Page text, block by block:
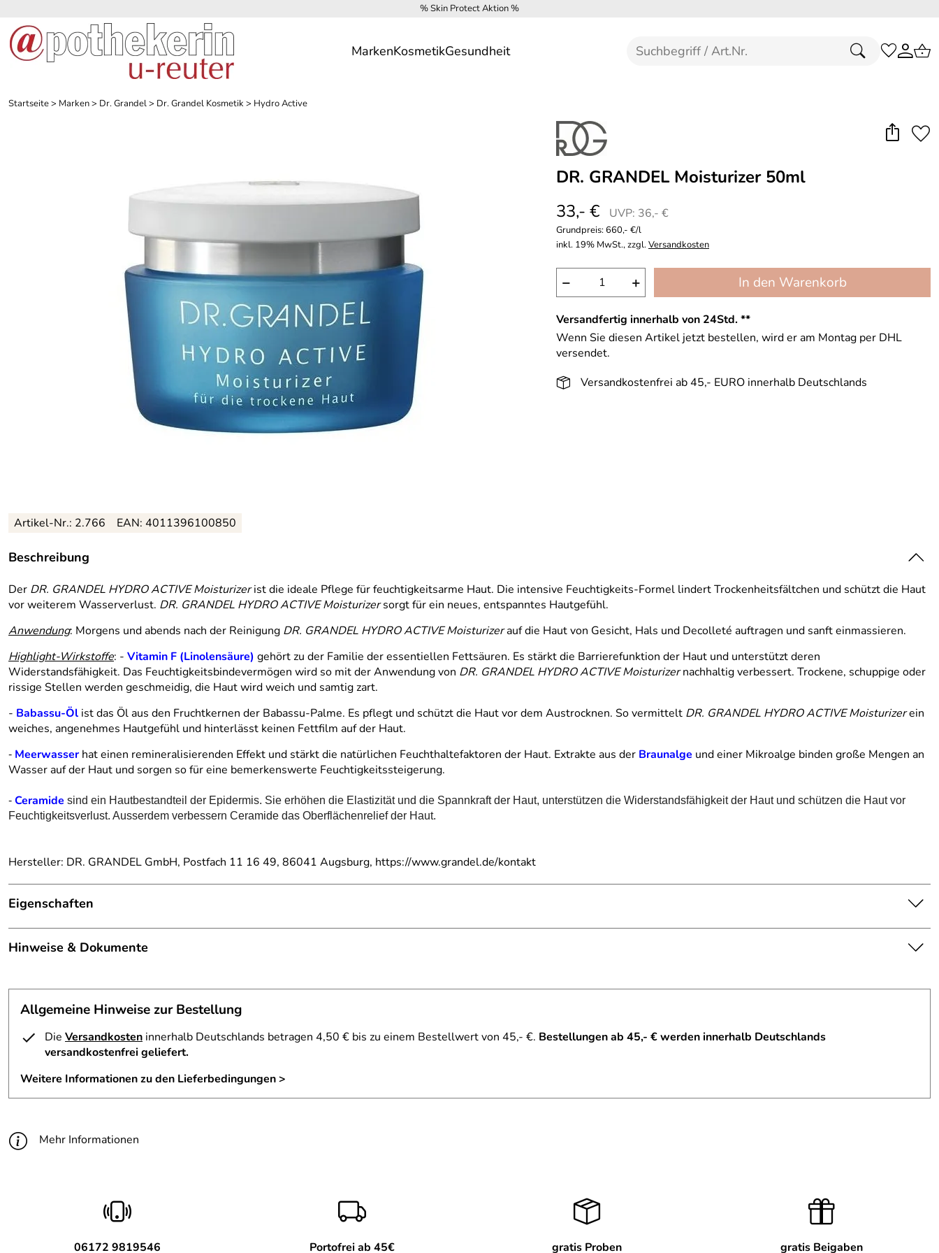
% Skin Protect Aktion %
MarkenKosmetikGesundheit
Startseite> Marken> Dr. Grandel> Dr. Grandel Kosmetik > Hydro Active
DR. GRANDEL Moisturizer 50ml
33,- €
UVP: 36,- €
Grundpreis:660,- €/l
inkl. 19% MwSt., zzgl.Versandkosten
− + In den Warenkorb
Versandfertig innerhalb von 24Std. **
Wenn Sie diesen Artikel jetzt bestellen, wird er am Montag per DHL
versendet.
Versandkostenfrei ab 45,- EURO innerhalb Deutschlands
Artikel-Nr.: 2.766 EAN: 4011396100850
Beschreibung
Der DR. GRANDEL HYDRO ACTIVE Moisturizerist die ideale Pflege für feuchtigkeitsarme Haut. Die intensive Feuchtigkeits-Formel lindert Trockenheitsfältchen und schützt die Haut
vor weiterem Wasserverlust. DR. GRANDEL HYDRO ACTIVE Moisturizersorgt für ein neues, entspanntes Hautgefühl.
Anwendung: Morgens und abends nach der Reinigung DR. GRANDEL HYDRO ACTIVE Moisturizerauf die Haut von Gesicht, Hals und Decolleté auftragen und sanft einmassieren.
Highlight-Wirkstoffe: - Vitamin F (Linolensäure) gehört zu der Familie der essentiellen Fettsäuren. Es stärkt die Barrierefunktion der Haut und unterstützt deren
Widerstandsfähigkeit. Das Feuchtigkeitsbindevermögen wird so mit der Anwendung von DR. GRANDEL HYDRO ACTIVE Moisturizernachhaltig verbessert. Trockene, schuppige oder
rissige Stellen werden geschmeidig, die Haut wird weich und samtig zart.
- Babassu-Öl ist das Öl aus den Fruchtkernen der Babassu-Palme. Es pflegt und schützt die Haut vor dem Austrocknen. So vermittelt DR. GRANDEL HYDRO ACTIVE Moisturizerein
weiches, angenehmes Hautgefühl und hinterlässt keinen Fettfilm auf der Haut.
- Meerwasser hat einen remineralisierenden Effekt und stärkt die natürlichen Feuchthaltefaktoren der Haut. Extrakte aus der Braunalge und einer Mikroalge binden große Mengen an
Wasser auf der Haut und sorgen so für eine bemerkenswerte Feuchtigkeitssteigerung.
- Ceramide sind ein Hautbestandteil der Epidermis. Sie erhöhen die Elastizität und die Spannkraft der Haut, unterstützen die Widerstandsfähigkeit der Haut und schützen die Haut vor
Feuchtigkeitsverlust. Ausserdem verbessern Ceramide das Oberflächenrelief der Haut.
Hersteller: DR. GRANDEL GmbH, Postfach 11 16 49, 86041 Augsburg, https://www.grandel.de/kontakt
Eigenschaften
Gesichtscreme
Hauttyp:
trockene Haut
Eigenschaft:
feuchtigkeitspendend, glättend, schützend, stärkend
Wirkstoffe:
Vitamin F, Babssu-öl, Meerwasser, Algenextrakte, Ceramide
Hinweise & Dokumente
Allgemeine Hinweise zur Bestellung
Die Versandkosten innerhalb Deutschlands betragen 4,50 € bis zu einem Bestellwert von 45,- €. Bestellungen ab 45,- € werden innerhalb Deutschlands
versandkostenfrei geliefert.
Weitere Informationen zu den Lieferbedingungen >
Mehr Informationen
06172 9819546 Portofrei ab 45€ gratis Proben gratis Beigaben